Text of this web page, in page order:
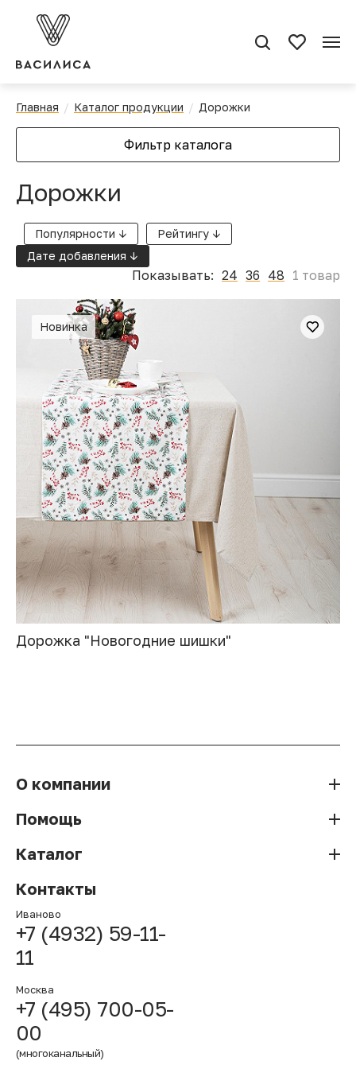
Главная Каталог продукции Дорожки
Фильтр каталога
Дорожки
Популярности ↓
Рейтингу ↓
Дате добавления ↓
Показывать: 24 36 48 1 товар
Новинка
Дорожка "Новогодние шишки"
О компании
Помощь
Каталог
Контакты
Иваново
+7 (4932) 59-11-
11
Москва
+7 (495) 700-05-
00
(многоканальный)